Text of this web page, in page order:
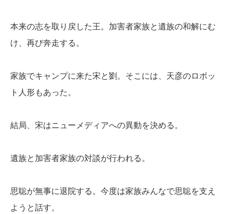
本来の志を取り戻した王。加害者家族と遺族の和解にむ
け、再び奔走する。
家族でキャンプに来た宋と劉。そこには、天彦のロボッ
ト人形もあった。
結局、宋はニューメディアへの異動を決める。
遺族と加害者家族の対談が行われる。
思聡が無事に退院する。今度は家族みんなで思聡を支え
ようと話す。